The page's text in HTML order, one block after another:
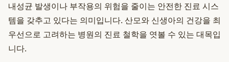
내성균 발생이나 부작용의 위험을 줄이는 안전한 진료 시스
템을 갖추고 있다는 의미입니다. 산모와 신생아의 건강을 최
우선으로 고려하는 병원의 진료 철학을 엿볼 수 있는 대목입
니다.